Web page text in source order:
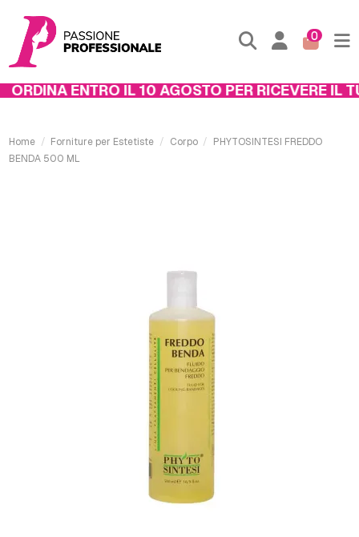
0
ENTRO IL 10 AGOSTO PER RICEVERE IL
Home Forniture per Estetiste Corpo
PHYTOSINTESI FREDDO
BENDA 500 ML